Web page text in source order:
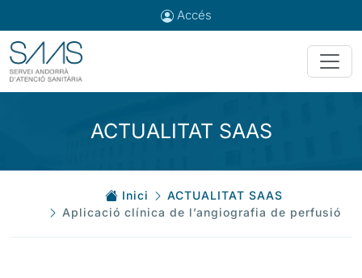
Accés
ACTUALITAT SAAS
Inici
ACTUALITAT SAAS
Aplicació clínica de l’angiografia de perfusió